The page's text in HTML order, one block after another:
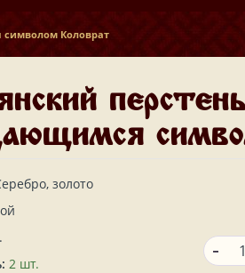
Коловрат
золото
2 шт.
-